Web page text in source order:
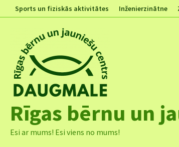
to
Sports un fiziskās aktivitātes Inženierzinātne
Rīgas bērnu un
Esi ar mums! Esi viens no mums!